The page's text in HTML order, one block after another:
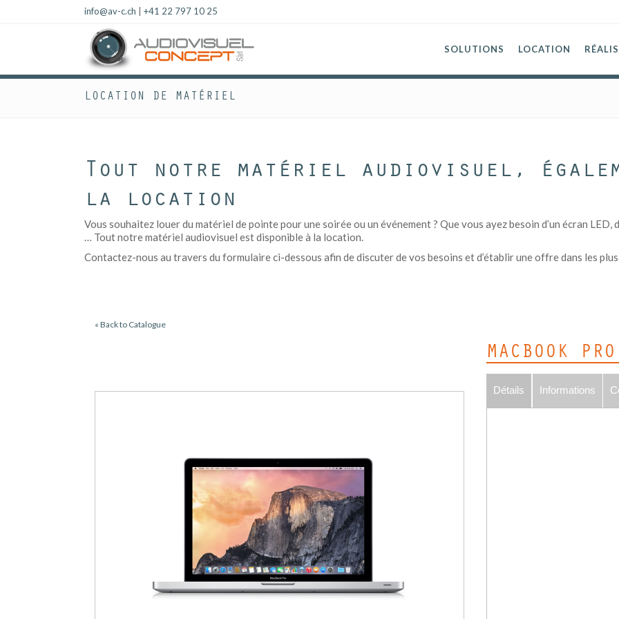
info@av-c.ch +41 22 797 10 25
SOLUTIONS LOCATION
LOCATION DE MATÉRIEL
Tout notre matériel audiovisuel,
la location
Vous souhaitez louer du matériel de pointe pour une soirée ou un événement ? Que vous ayez besoin d’un écran LED,
… Tout notre matériel audiovisuel est disponible à la location.
Contactez-nous au travers du formulaire ci-dessous afin de discuter de vos besoins et d’établir une offre dans les
« Back to Catalogue
MACBOOK PRO
Détails Informations